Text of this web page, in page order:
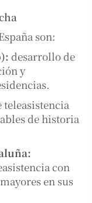
son:
desarrollo de
y
de historia
con
en sus